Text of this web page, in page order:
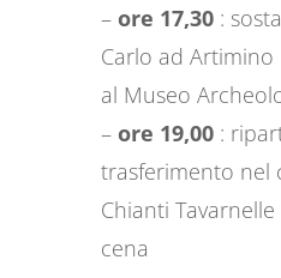
– ore 17,30 :
Carlo ad Artimino
al Museo
– ore 19,00 :
trasferimento nel
Chianti Tavarnelle
cena